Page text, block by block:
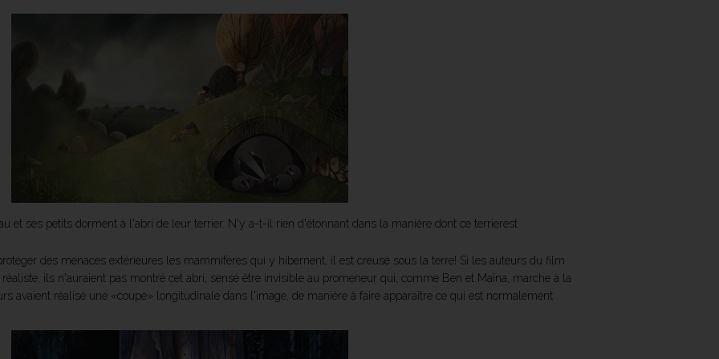
et ses petits dorment à l'abri de leur terrier. N'y a-t-il rien d'étonnant dans la manière dont ce terrierest
des menaces extérieures les mammifères qui y hibernent, il est creusé sous la terre! Si les auteurs du film
ils n'auraient pas montré cet abri, sensé être invisible au promeneur qui, comme Ben et Maïna, marche à la
avaient réalisé une «coupe» longitudinale dans l'image, de manière à faire apparaître ce qui est normalement